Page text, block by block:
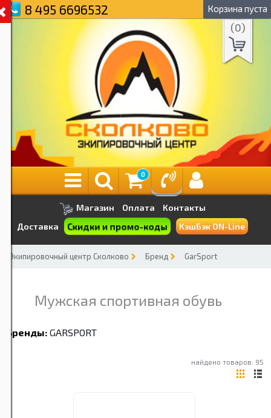
8 495 6696532 Корзина пуста
(0)
0
Магазин Оплата
Контакты
Доставка
Скидки и промо-коды КэшБэк ON-Line
Экипировочный центр Сколково Бренд GarSport
Мужская спортивная обувь
Бренды: GARSPORT
найдено товаров: 95